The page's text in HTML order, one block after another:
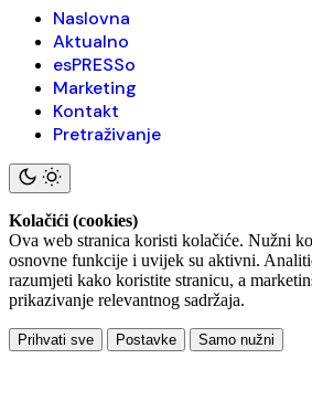
Naslovna
Aktualno
esPRESSo
Marketing
Kontakt
Pretraživanje
Kolačići (cookies)
Ova web stranica koristi kolačiće. Nužni
osnovne funkcije i uvijek su aktivni.
razumjeti kako koristite stranicu, a
prikazivanje relevantnog sadržaja.
Prihvati sve Postavke Samo nužni